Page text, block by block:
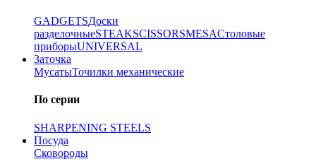
GADGETSДоски
разделочныеSTEAKSCISSORSMESAСтоловые
приборыUNIVERSAL
Заточка
МусатыТочилки механические
По серии
SHARPENING STEELS
Посуда
Сковороды